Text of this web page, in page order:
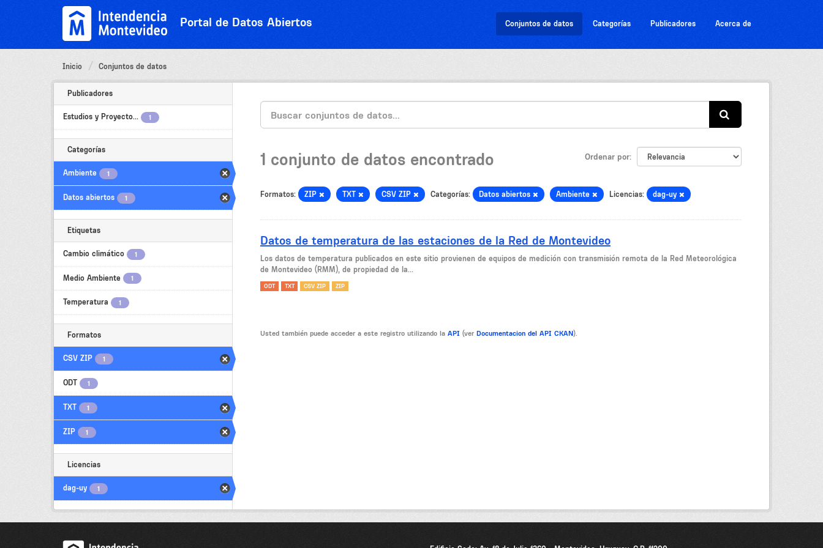
Portal de Datos Abiertos Conjuntos de datos Categorías Publicadores Acerca de
Inicio Conjuntos de datos
Publicadores
Estudios y Proyecto... 1
Categorías
Ambiente 1
Datos abiertos 1
Etiquetas
Cambio climático 1
Medio Ambiente 1
Temperatura 1
Formatos
CSV ZIP 1
ODT 1
TXT 1
ZIP 1
Licencias
dag-uy 1
Ordenar por
1 conjunto de datos encontrado
Formatos: ZIP TXT CSV ZIP Categorías: Datos abiertos Ambiente Licencias: dag-uy
Datos de temperatura de las estaciones de la Red de Montevideo
Los datos de temperatura publicados en este sitio provienen de equipos de medición con transmisión remota de la Red Meteorológica
de Montevideo (RMM), de propiedad de la...
ODT TXT CSV ZIP ZIP
Usted también puede acceder a este registro utilizando la API (ver Documentacion del API CKAN).